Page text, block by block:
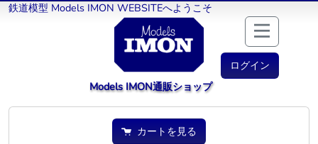
鉄道模型 Models IMON WEBSITEへようこそ
ログイン
Models IMON通販ショップ
カートを見る